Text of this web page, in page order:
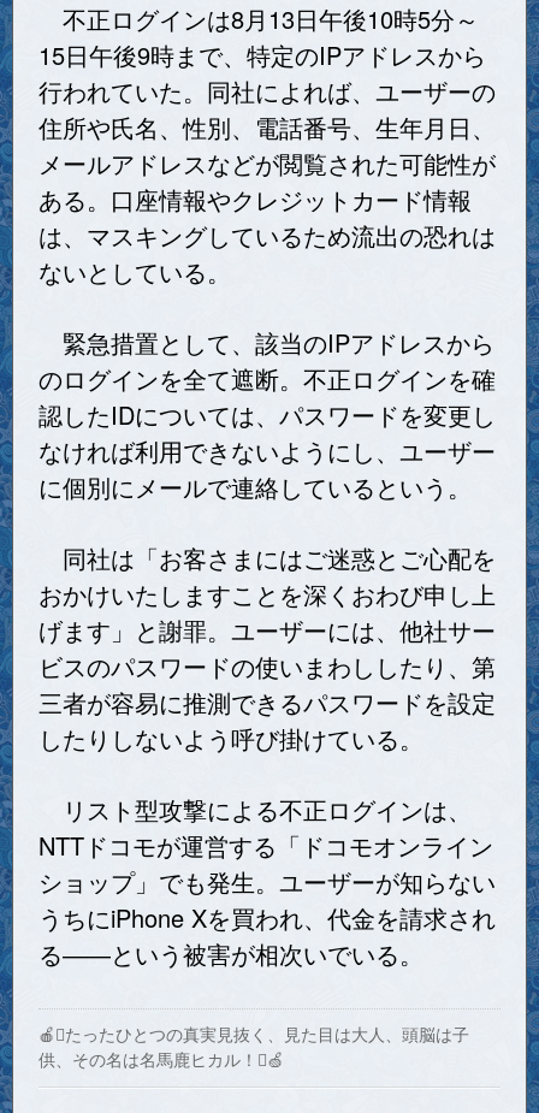
不正ログインは8月13日午後10時5分～
15日午後9時まで、特定のIPアドレスから
行われていた。同社によれば、ユーザーの
住所や氏名、性別、電話番号、生年月日、
メールアドレスなどが閲覧された可能性が
ある。口座情報やクレジットカード情報
は、マスキングしているため流出の恐れは
ないとしている。
緊急措置として、該当のIPアドレスから
のログインを全て遮断。不正ログインを確
認したIDについては、パスワードを変更し
なければ利用できないようにし、ユーザー
に個別にメールで連絡しているという。
同社は「お客さまにはご迷惑とご心配を
おかけいたしますことを深くおわび申し上
げます」と謝罪。ユーザーには、他社サー
ビスのパスワードの使いまわししたり、第
三者が容易に推測できるパスワードを設定
したりしないよう呼び掛けている。
リスト型攻撃による不正ログインは、
NTTドコモが運営する「 ドコモオンライン
ショップ」でも発生。ユーザーが知らない
うちにiPhone Xを買われ、代金を請求され
る――という被害が相次いでいる。
🍎たったひとつの真実見抜く、見た目は大人、頭脳は子
供、その名は名馬鹿ヒカル！🍏